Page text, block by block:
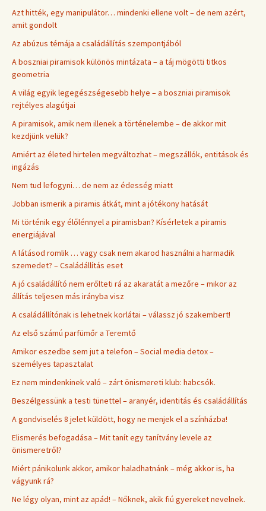
Azt hitték, egy manipulátor… mindenki ellene volt – de nem azért,
amit gondolt
Az abúzus témája a családállítás szempontjából
A boszniai piramisok különös mintázata – a táj mögötti titkos
geometria
A világ egyik legegészségesebb helye – a boszniai piramisok
rejtélyes alagútjai
A piramisok, amik nem illenek a történelembe – de akkor mit
kezdjünk velük?
Amiért az életed hirtelen megváltozhat – megszállók, entitások és
ingázás
Nem tud lefogyni… de nem az édesség miatt
Jobban ismerik a piramis átkát, mint a jótékony hatását
Mi történik egy élőlénnyel a piramisban? Kísérletek a piramis
energiájával
A látásod romlik … vagy csak nem akarod használni a harmadik
szemedet? – Családállítás eset
A jó családállító nem erőlteti rá az akaratát a mezőre – mikor az
állítás teljesen más irányba visz
A családállítónak is lehetnek korlátai – válassz jó szakembert!
Az első számú parfümőr a Teremtő
Amikor eszedbe sem jut a telefon – Social media detox –
személyes tapasztalat
Ez nem mindenkinek való – zárt önismereti klub: habcsók.
Beszélgessünk a testi tünettel – aranyér, identitás és családállítás
A gondviselés 8 jelet küldött, hogy ne menjek el a színházba!
Elismerés befogadása – Mit tanít egy tanítvány levele az
önismeretről?
Miért pánikolunk akkor, amikor haladhatnánk – még akkor is, ha
vágyunk rá?
Ne légy olyan, mint az apád! – Nőknek, akik fiú gyereket nevelnek.